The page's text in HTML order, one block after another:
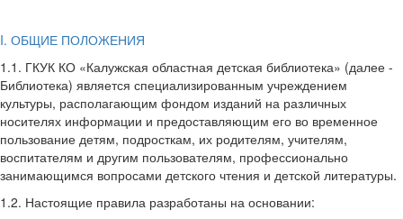
I. ОБЩИЕ ПОЛОЖЕНИЯ
1.1. ГКУК КО «Калужская областная детская библиотека» (далее -
Библиотека) является специализированным учреждением
культуры, располагающим фондом изданий на различных
носителях информации и предоставляющим его во временное
пользование детям, подросткам, их родителям, учителям,
воспитателям и другим пользователям, профессионально
занимающимся вопросами детского чтения и детской литературы.
1.2. Настоящие правила разработаны на основании: